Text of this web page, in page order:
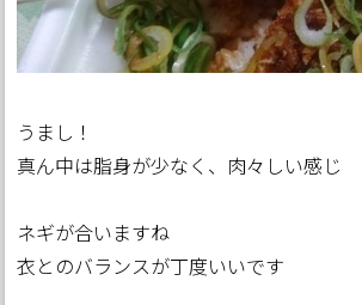
うまし！
真ん中は脂身が少なく、肉々しい感じ
ネギが合いますね
衣とのバランスが丁度いいです